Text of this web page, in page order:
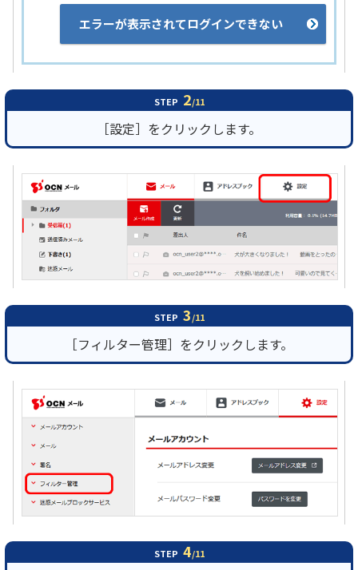
エラーが表示されてログインできない
STEP 2/11
［設定］をクリックします。
STEP 3/11
［フィルター管理］をクリックします。
STEP 4/11